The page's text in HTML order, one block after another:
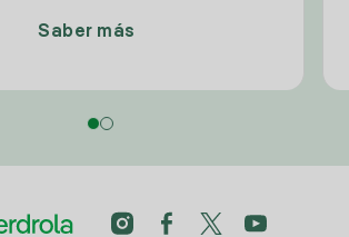
Saber más